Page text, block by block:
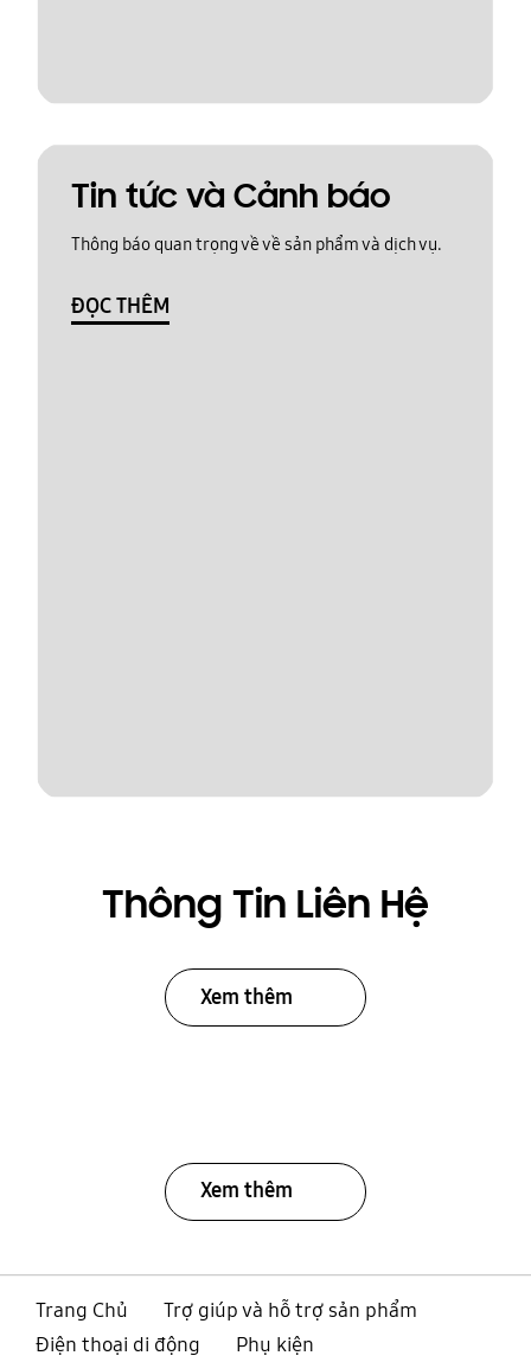
Tin tức và Cảnh báo
Thông báo quan trọng về về sản phẩm và dịch vụ.
ĐỌC THÊM
Thông Tin Liên Hệ
Xem thêm
Xem thêm
Trang Chủ
Trợ giúp và hỗ trợ sản phẩm
Điện thoại di động
Phụ kiện